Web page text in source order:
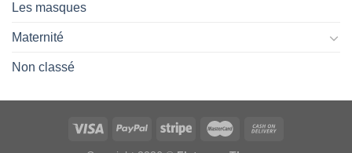
Les masques
Maternité
Non classé